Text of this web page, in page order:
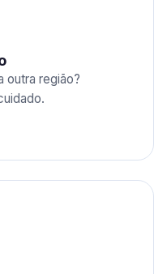
outra região?